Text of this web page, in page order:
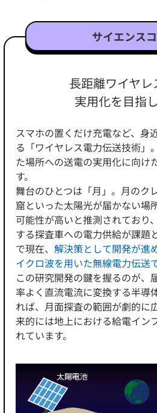
サイエンス
長距離ワイヤレ
実用化を目指
スマホの置くだけ充電など、身
る「ワイヤレス電力伝送技術」
た場所への送電の実用化に向け
す。
舞台のひとつは「月」。月のク
窟といった太陽光が届かない場
可能性が高いと推測されており
する探査車への電力供給が課題
で現在、解決策として開発が進
イクロ波を用いた無線電力伝送で
この研究開発の鍵を握るのが、
率よく直流電流に変換する半導
れば、月面探査の範囲が劇的に
来的には地上における給電イン
れています。